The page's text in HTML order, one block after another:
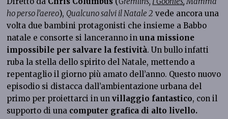
ho perso l’aereo), Qualcuno salvi il Natale 2 vede ancora una
volta due bambini protagonisti che insieme a Babbo
natale e consorte si lanceranno inuna missione
impossibile per salvare la festività. Un bullo infatti
ruba la stella dello spirito del Natale, mettendo a
repentaglio il giorno più amato dell’anno. Questo nuovo
episodio si distacca dall’ambientazione urbana del
primo per proiettarci in un villaggio fantastico, con il
supporto di una computer grafica di alto livello.